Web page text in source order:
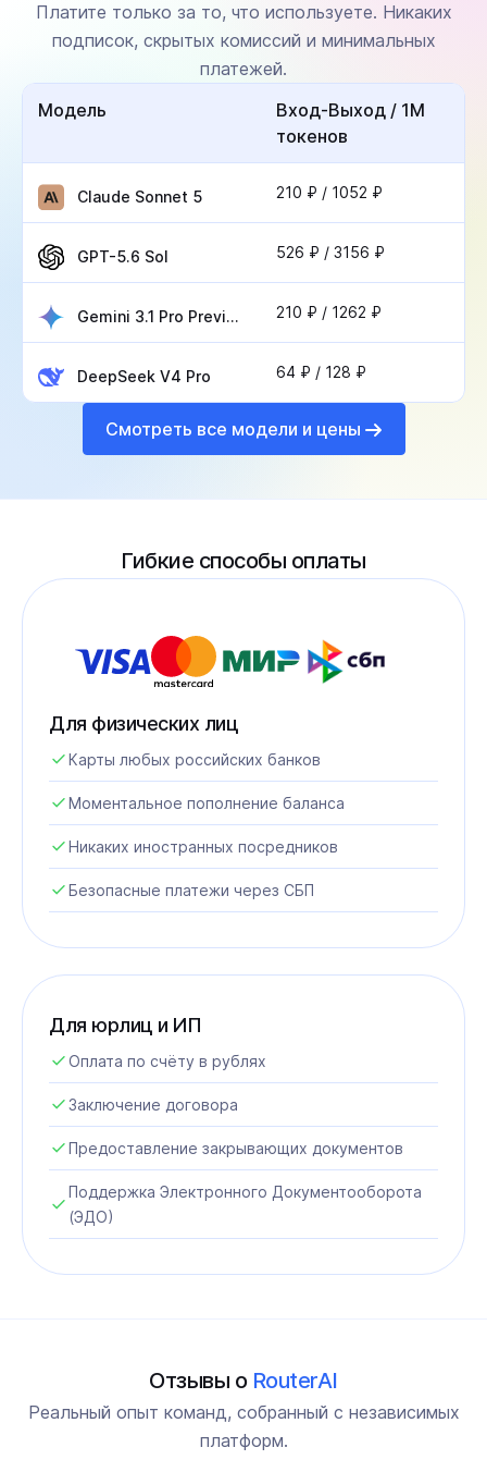
Платите только за то, что используете. Никаких
подписок, скрытых комиссий и минимальных
платежей.
Модель
Вход-Выход / 1М
токенов
Claude Sonnet 5 210 ₽ / 1052 ₽
GPT-5.6 Sol 526 ₽ / 3156 ₽
Gemini 3.1 Pro Preview 210 ₽ / 1262 ₽
DeepSeek V4 Pro 64 ₽ / 128 ₽
Смотреть все модели и цены
Гибкие способы оплаты
Для физических лиц
Карты любых российских банков
Моментальное пополнение баланса
Никаких иностранных посредников
Безопасные платежи через СБП
Для юрлиц и ИП
Оплата по счёту в рублях
Заключение договора
Предоставление закрывающих документов
Поддержка Электронного Документооборота
(ЭДО)
Отзывы о RouterAI
Реальный опыт команд, собранный с независимых
платформ.